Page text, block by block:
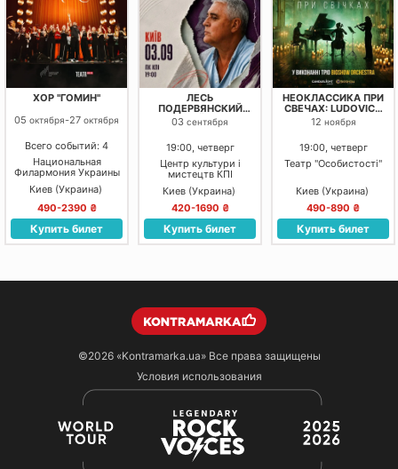
ХОР "ГОМИН"
05 октября-27 октября
Всего событий: 4
Национальная
Филармония Украины
Киев (Украина)
490-2390 ₴
Купить билет
ЛЕСЬ
ПОДЕРВЯНСКИЙ
НОВЕЙШИЕ
РАССКАЗЫ
03 сентября
19:00, четверг
Центр культури і
мистецтв КПІ
Киев (Украина)
420-1690 ₴
Купить билет
НЕОКЛАССИКА ПРИ
СВЕЧАХ: LUDOVICO
EINAUDI, YANN
TIERSEN, MAX
12 ноября
19:00, четверг
Театр "Особистості"
Киев (Украина)
490-890 ₴
Купить билет
©2026 «Kontramarka.ua»Все права защищены
Условия использования